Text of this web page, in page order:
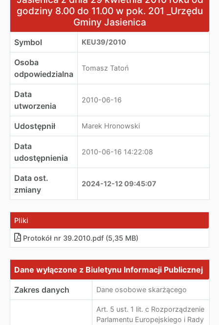
godziny 8.00 do 11.00 w pok. 201 _Urzędu
Gminy Jasienica
Symbol KEU39/2010
Osoba
odpowiedzialna
Tomasz Tatoń
Data
utworzenia
2010-06-16
Udostępnił Marek Hronowski
Data
udostępnienia
2010-06-16 14:22:08
Data ost.
zmiany
2024-12-12 09:45:07
Pliki
Protokół nr 39.2010.pdf (5,35 MB)
Dane wyłączone z Biuletynu Informacji Publicznej
Dane wyłączone z Biuletynu Informacji Publicznej
Zakres danych Dane osobowe skarżącego
Art. 5 ust. 1 lit. c Rozporządzenie
Parlamentu Europejskiego i Rady